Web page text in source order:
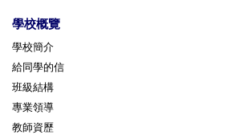
學校概覽
學校簡介
給同學的信
班級結構
專業領導
教師資歷